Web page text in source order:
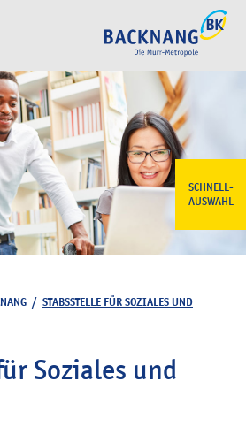
SCHNELL-
AUSWAHL
/ STABSSTELLE FÜR SOZIALES UND
Soziales und